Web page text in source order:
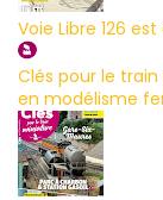
Voie Libre 126
Clés pour le
en modélisme